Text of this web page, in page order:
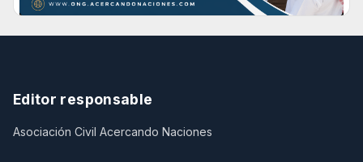
Editor responsable
Asociación Civil Acercando Naciones